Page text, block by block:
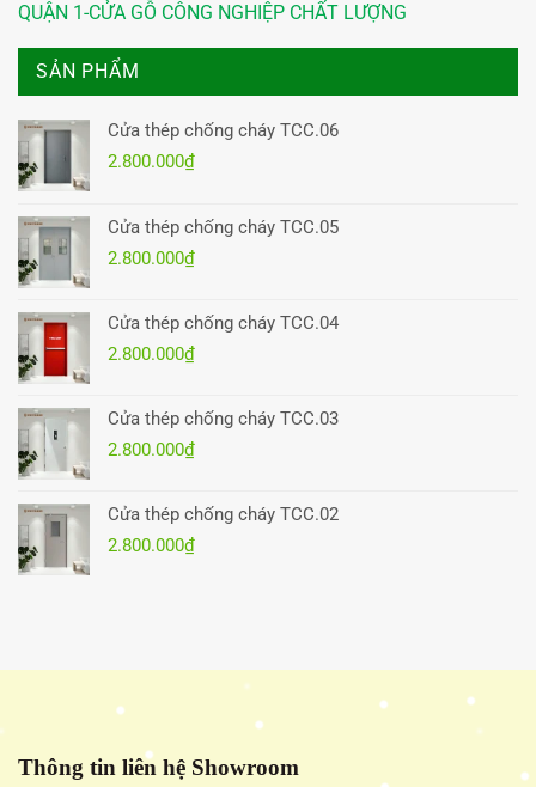
QUẬN 1-CỬA GỖ CÔNG NGHIỆP CHẤT LƯỢNG
SẢN PHẨM
Cửa thép chống cháy TCC.06
2.800.000₫
Cửa thép chống cháy TCC.05
2.800.000₫
Cửa thép chống cháy TCC.04
2.800.000₫
Cửa thép chống cháy TCC.03
2.800.000₫
Cửa thép chống cháy TCC.02
2.800.000₫
Thông tin liên hệ Showroom